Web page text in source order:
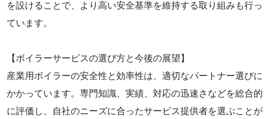
を設けることで、より高い安全基準を維持する取り組みも行っ
ています。
【ボイラーサービスの選び方と今後の展望】
産業用ボイラーの安全性と効率性は、適切なパートナー選びに
かかっています。専門知識、実績、対応の迅速さなどを総合的
に評価し、自社のニーズに合ったサービス提供者を選ぶことが